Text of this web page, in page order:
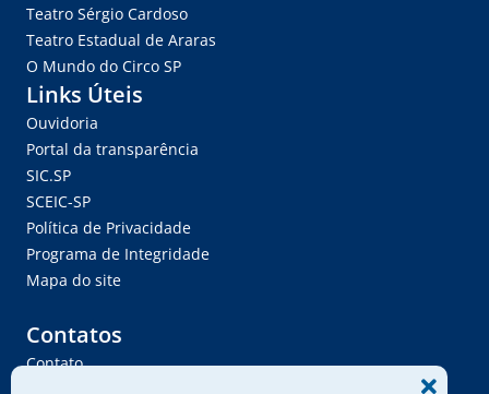
Teatro Sérgio Cardoso
Teatro Estadual de Araras
O Mundo do Circo SP
Links Úteis
Ouvidoria
Portal da transparência
SIC.SP
SCEIC-SP
Política de Privacidade
Programa de Integridade
Mapa do site
Contatos
Contato